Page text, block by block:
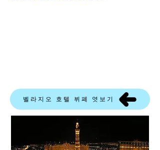
벨라지오 호텔 뷔폐 엿보기